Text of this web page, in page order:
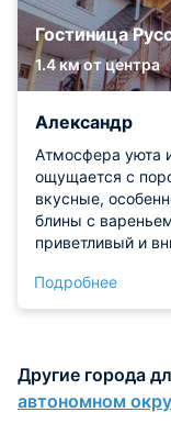
Гостиница
1.4 км от центра
Александр
Атмосфера уюта
ощущается с
вкусные,
блины с
приветливый и
для прогулок по
работал
мороз. Тихая
способствовала
Подробнее
Другие города
автономном